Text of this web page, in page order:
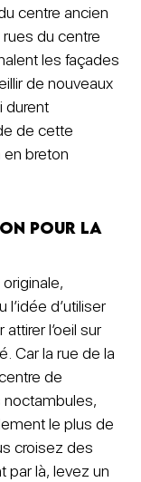
centre ancien
rues du centre
les façades
de nouveaux
durent
de cette
en breton
pour la
l’idée d’utiliser
l’oeil sur
Car la rue de la
de
le plus de
croisez des
par là, levez un